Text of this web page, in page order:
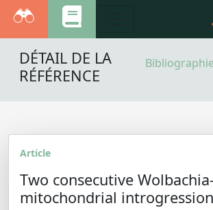
Bibliographie
DÉTAIL DE LA
RÉFÉRENCE
Article
Two consecutive
mitochondrial